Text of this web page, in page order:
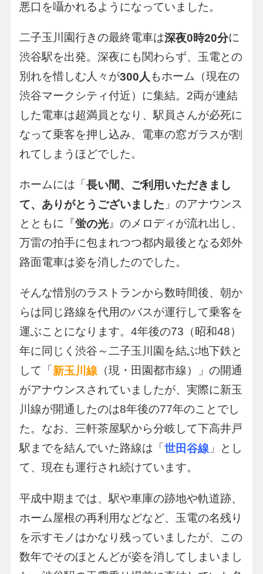
悪口を囁かれるようになっていました。
二子玉川園行きの最終電車は深夜0時20分に
渋谷駅を出発。深夜にも関わらず、玉電との
別れを惜しむ人々が300人もホーム（現在の
渋谷マークシティ付近）に集結。2両が連結
した電車は超満員となり、駅員さんが必死に
なって乗客を押し込み、電車の窓ガラスが割
れてしまうほどでした。
ホームには「 長い間、ご利用いただきまし
て、ありがとうございました 」のアナウンス
とともに『蛍の光』のメロディが流れ出し、
万雷の拍手に包まれつつ都内最後となる郊外
路面電車は姿を消したのでした。
そんな惜別のラストランから数時間後、朝か
らは同じ路線を代用のバスが運行して乗客を
運ぶことになります。4年後の73（昭和48）
年に同じく渋谷～二子玉川園を結ぶ地下鉄と
して「 新玉川線 （現・田園都市線）」の開通
がアナウンスされていましたが、実際に新玉
川線が開通したのは8年後の77年のことでし
た。なお、三軒茶屋駅から分岐して下高井戸
駅までを結んでいた路線は「 世田谷線 」とし
て、現在も運行され続けています。
平成中期までは、駅や車庫の跡地や軌道跡、
ホーム屋根の再利用などなど、玉電の名残り
を示すモノはかなり残っていましたが、この
数年でそのほとんどが姿を消してしまいまし